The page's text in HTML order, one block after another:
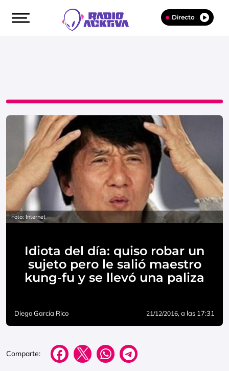
Directo
Foto: Internet
Idiota del día: quiso robar un
sujeto pero le salió maestro
kung-fu y se llevó una paliza
Diego García Rico 21/12/2016, a las 17:31
Comparte: